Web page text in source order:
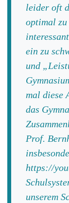
leider oft
optimal zu
ein zu
und
mal diese
das
Prof.
https://
unserem